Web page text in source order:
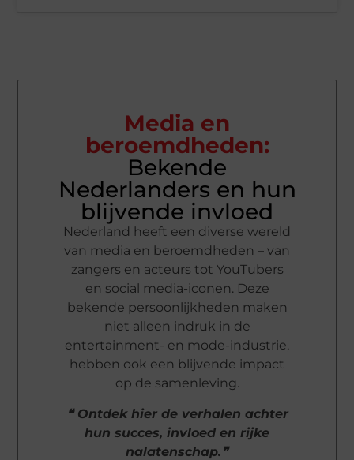
Media en
beroemdheden:
Bekende
Nederlanders en hun
blijvende invloed
Nederland heeft een diverse wereld
van media en beroemdheden – van
zangers en acteurs tot YouTubers
en social media-iconen. Deze
bekende persoonlijkheden maken
niet alleen indruk in de
entertainment- en mode-industrie,
hebben ook een blijvende impact
op de samenleving.
❝ Ontdek hier de verhalen achter
hun succes, invloed en rijke
nalatenschap.❞